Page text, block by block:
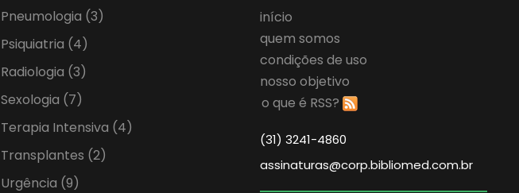
Pneumologia (3)
Psiquiatria (4)
Radiologia (3)
Sexologia (7)
Terapia Intensiva (4)
Transplantes (2)
Urgência (9)
início
quem somos
condições de uso
nosso objetivo
o que é RSS?
(31) 3241-4860
assinaturas@corp.bibliomed.com.br